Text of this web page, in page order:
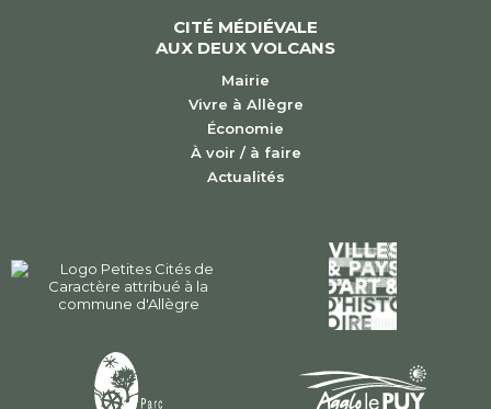
CITÉ MÉDIÉVALE
AUX DEUX VOLCANS
Mairie
Vivre à Allègre
Économie
À voir / à faire
Actualités